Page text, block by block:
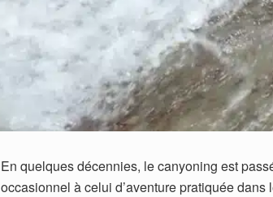
En quelques décennies, le canyoning est
occasionnel à celui d’aventure pratiquée